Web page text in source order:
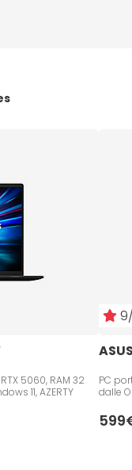
5060, RAM 32
11, AZERTY
PC
dalle